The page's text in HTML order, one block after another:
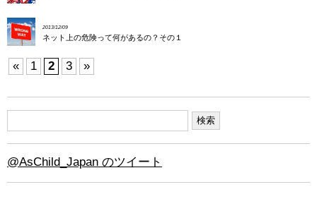
2013/12/09
ネット上の危険って何があるの？その１
« 1 2 3 »
@AsChild_Japan のツイート